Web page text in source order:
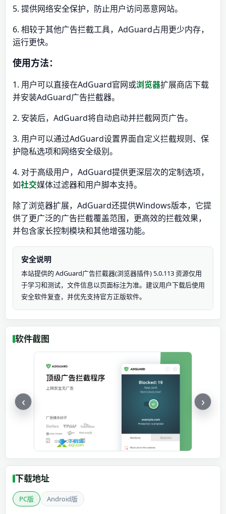
5. 提供网络安全保护，防止用户访问恶意网站。
6. 相较于其他广告拦截工具，AdGuard占用更少内存，
运行更快。
使用方法：
1. 用户可以直接在AdGuard官网或浏览器扩展商店下载
并安装AdGuard广告拦截器。
2. 安装后，AdGuard将自动启动并拦截网页广告。
3. 用户可以通过AdGuard设置界面自定义拦截规则、保
护隐私选项和网络安全级别。
4. 对于高级用户，AdGuard提供更深层次的定制选项，
如社交媒体过滤器和用户脚本支持。
除了浏览器扩展，AdGuard还提供Windows版本，它提
供了更广泛的广告拦截覆盖范围，更高效的拦截效果，
并包含家长控制模块和其他增强功能。
安全说明
本站提供的 AdGuard广告拦截器(浏览器插件) 5.0.113 资源仅用
于学习和测试，文件信息以页面标注为准。建议用户下载后使用
安全软件复查，并优先支持官方正版软件。
软件截图
‹ ›
下载地址
PC版 Android版